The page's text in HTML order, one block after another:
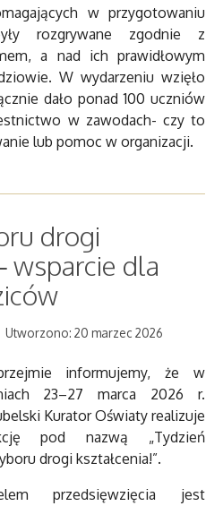
w przygotowaniu
rozgrywane zgodnie z
a nad ich prawidłowym
W wydarzeniu wzięło
dało ponad 100 uczniów
w zawodach- czy to
lub pomoc w organizacji.
drogi
wsparcie dla
Utworzono: 20 marzec 2026
informujemy, że w
23–27 marca 2026 r.
Kurator Oświaty realizuje
pod nazwą „Tydzień
drogi kształcenia!”.
przedsięwzięcia jest